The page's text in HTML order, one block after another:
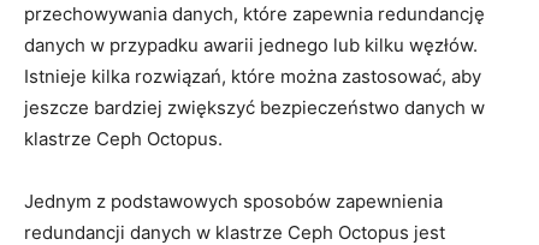
przechowywania danych, ⁢które zapewnia ​redundancję
danych⁣ w przypadku ​awarii ‌jednego lub ⁣kilku‍ węzłów.
Istnieje ⁢kilka rozwiązań, które można zastosować, aby
jeszcze bardziej zwiększyć bezpieczeństwo danych ‌w
klastrze Ceph Octopus.
Jednym z ⁤podstawowych sposobów zapewnienia
redundancji danych ‌w klastrze ⁢Ceph⁤ Octopus jest